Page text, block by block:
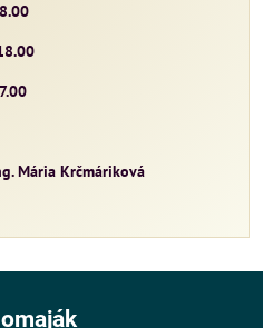
Mária Krčmáriková